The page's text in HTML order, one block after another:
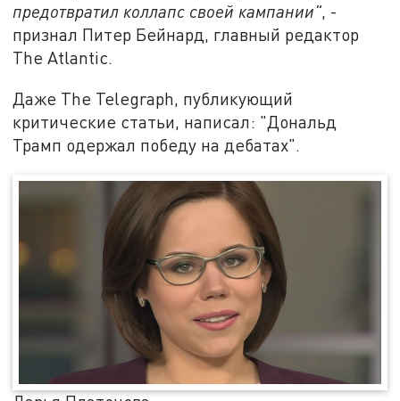
предотвратил коллапс своей кампании", -
признал Питер Бейнард, главный редактор
The Atlantic.
Даже The Telegraph, публикующий
критические статьи, написал: "Дональд
Трамп одержал победу на дебатах".